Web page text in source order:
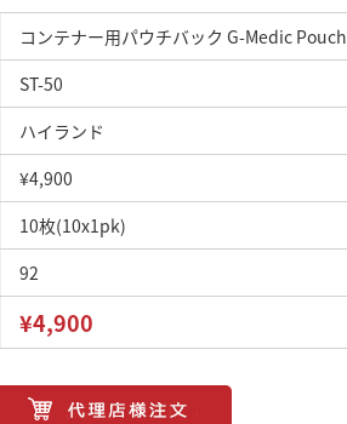
コンテナー用パウチバック G-Medic Pouch
ST-50
ハイランド
¥4,900
10枚(10x1pk)
92
¥4,900